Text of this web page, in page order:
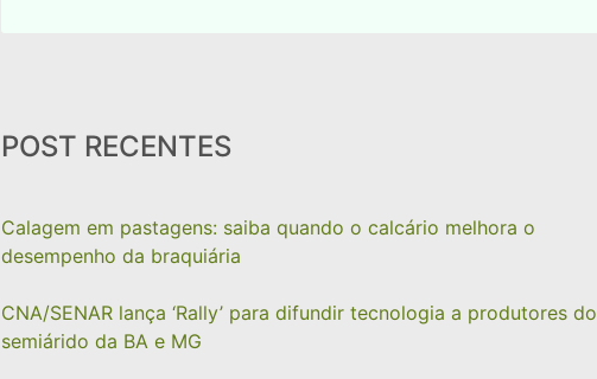
POST RECENTES
Calagem em pastagens: saiba quando o calcário melhora o
desempenho da braquiária
CNA/SENAR lança ‘Rally’ para difundir tecnologia a produtores do
semiárido da BA e MG